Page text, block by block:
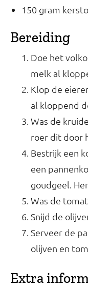
150 gram
Bereiding
Doe het
melk al
Klop de
al kloppend
Was de
roer dit door
Bestrijk een
een
goudgeel.
Was de
Snijd de
Serveer de
olijven en
Extra